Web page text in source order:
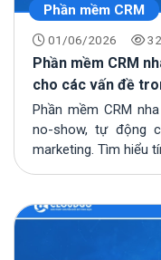
Phần mềm CRM
01/06/2026
Phần mềm CRM
cho các vấn đề
Phần mềm CRM
no-show, tự động
marketing. Tìm hiểu